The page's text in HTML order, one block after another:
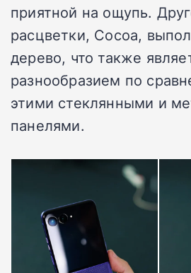
приятной на ощупь.
расцветки, Cocoa,
дерево, что также
разнообразием по
этими стеклянными и
панелями.